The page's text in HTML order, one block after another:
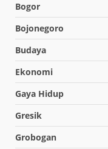
Bogor
Bojonegoro
Budaya
Ekonomi
Gaya Hidup
Gresik
Grobogan